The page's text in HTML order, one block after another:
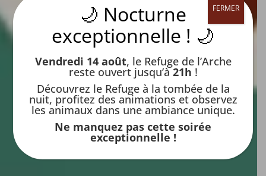
7
🌙 Nocturne
exceptionnelle ! 🌙
Vendredi 14 août, le Refuge de l’Arche
reste ouvert jusqu’à21h !
Découvrez le Refuge à la tombée de la
nuit, profitez des animations et observez
les animaux dans une ambiance unique.
Ne manquez pas cette soirée
exceptionnelle !
FERMER